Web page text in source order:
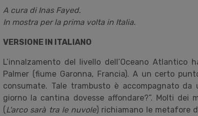
A cura di Inas Fayed.
In mostra per la prima volta in Italia.
VERSIONE IN ITALIANO
L’innalzamento del livello dell’Oceano
Palmer (fiume Garonna, Francia). A un certo
consumate. Tale trambusto è accompagnato
giorno la cantina dovesse affondare?”. Molti dei
(L'arco sarà tra le nuvole) richiamano le metafore